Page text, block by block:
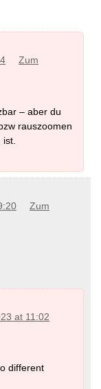
Zum
– aber du
rauszoomen
Zum
at 11:02
different